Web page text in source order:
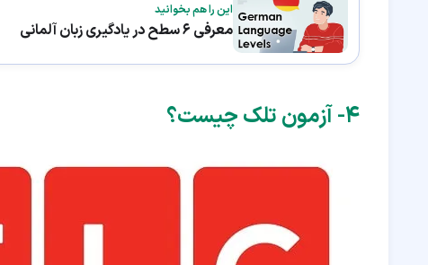
این را هم بخوانید
معرفی 6 سطح در یادگیری زبان آلمانی
۴‏- آزمون تلک چیست؟